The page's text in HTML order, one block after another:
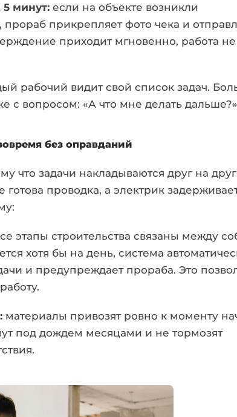
5 минут: если на объекте возникли
прикрепляет фото чека и
приходит мгновенно, работа не
рабочий видит свой список задач.
с вопросом: «А что мне делать
без оправданий
что задачи накладываются друг на
готова проводка, а электрик
этапы строительства связаны между
хотя бы на день, система
и предупреждает прораба. Это
материалы привозят ровно к моменту
под дождем месяцами и не тормозят